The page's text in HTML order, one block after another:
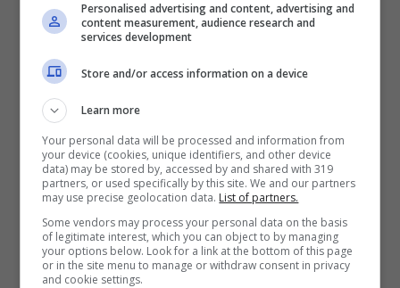
visita ai congiunti. Diversamente, per gli
spostamenti fuori regione occorre ancora il
modulo di autocertificazione e provare che
il viaggio abbia motivo di lavoro, salute o
ritorno al proprio domicilio.
Per saperne di più leggi qui -
Autocertificazione e spostamenti: cosa
cambia dal 18 maggio
Personalised advertising and content, advertising and
content measurement, audience research and
services development
Store and/or access information on a device
Learn more
Your personal data will be processed and information from
your device (cookies, unique identifiers, and other device
data) may be stored by, accessed by and shared with 319
partners, or used specifically by this site. We and our partners
may use precise geolocation data. List of partners.
Some vendors may process your personal data on the basis
of legitimate interest, which you can object to by managing
your options below. Look for a link at the bottom of this page
or in the site menu to manage or withdraw consent in privacy
and cookie settings.